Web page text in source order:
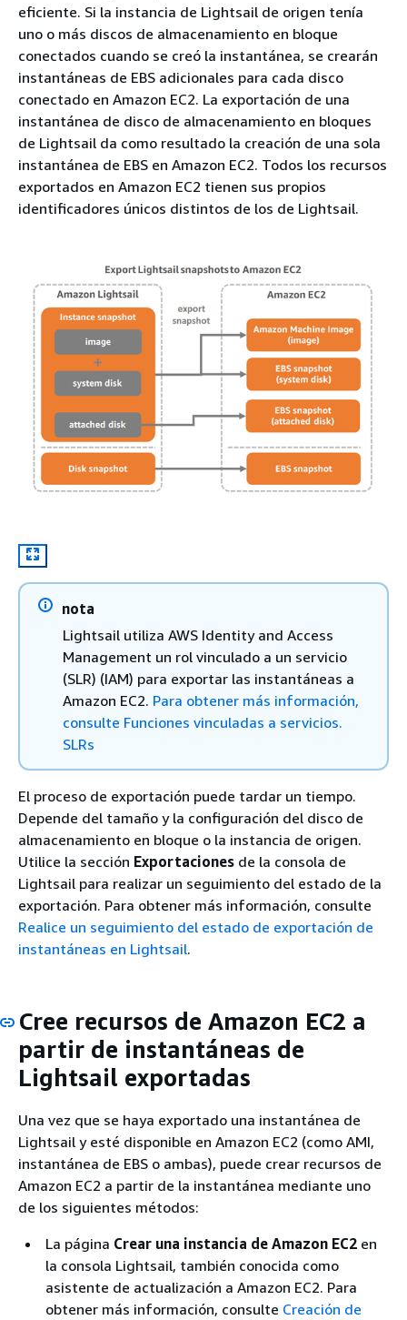
eficiente. Si la instancia de Lightsail de origen tenía
uno o más discos de almacenamiento en bloque
conectados cuando se creó la instantánea, se crearán
instantáneas de EBS adicionales para cada disco
conectado en Amazon EC2. La exportación de una
instantánea de disco de almacenamiento en bloques
de Lightsail da como resultado la creación de una sola
instantánea de EBS en Amazon EC2. Todos los recursos
exportados en Amazon EC2 tienen sus propios
identificadores únicos distintos de los de Lightsail.
nota
Lightsail utiliza AWS Identity and Access
Management un rol vinculado a un servicio
(SLR) (IAM) para exportar las instantáneas a
Amazon EC2. Para obtener más información,
consulte Funciones vinculadas a servicios.
SLRs
El proceso de exportación puede tardar un tiempo.
Depende del tamaño y la configuración del disco de
almacenamiento en bloque o la instancia de origen.
Utilice la sección Exportaciones de la consola de
Lightsail para realizar un seguimiento del estado de la
exportación. Para obtener más información, consulte
Realice un seguimiento del estado de exportación de
instantáneas en Lightsail.
Cree recursos de Amazon EC2 a
partir de instantáneas de
Lightsail exportadas
Una vez que se haya exportado una instantánea de
Lightsail y esté disponible en Amazon EC2 (como AMI,
instantánea de EBS o ambas), puede crear recursos de
Amazon EC2 a partir de la instantánea mediante uno
de los siguientes métodos:
La página Crear una instancia de Amazon EC2 en
la consola Lightsail, también conocida como
asistente de actualización a Amazon EC2. Para
obtener más información, consulte Creación de